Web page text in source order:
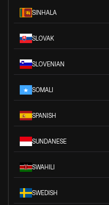
SINHALA
SLOVAK
SLOVENIAN
SOMALI
SPANISH
SUNDANESE
SWAHILI
SWEDISH